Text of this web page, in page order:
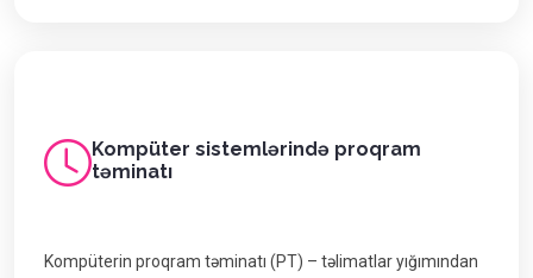
Kompüter sistemlərində proqram
təminatı
Kompüterin proqram təminatı (PT) – təlimatlar yığımından